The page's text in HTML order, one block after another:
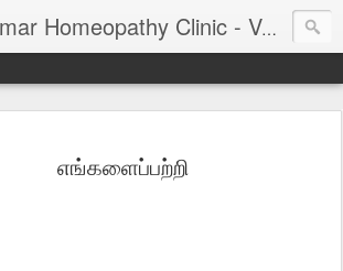
Dr.Senthil Kumar Homeopathy Clinic - Velachery - Panruti - Chennai
எங்களைப்பற்றி